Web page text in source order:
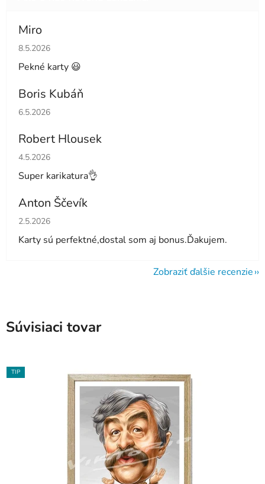
Miro
Hodnotenie obchodu je 4 z 5 hviezdičiek.
8.5.2026
Pekné karty 😃
Boris Kubáň
Hodnotenie obchodu je 5 z 5 hviezdičiek.
6.5.2026
Robert Hlousek
Hodnotenie obchodu je 5 z 5 hviezdičiek.
4.5.2026
Super karikatura👌
Anton Ščevík
Hodnotenie obchodu je 5 z 5 hviezdičiek.
2.5.2026
Karty sú perfektné,dostal som aj bonus.Ďakujem.
Zobraziť ďalšie recenzie
Súvisiaci tovar
TIP